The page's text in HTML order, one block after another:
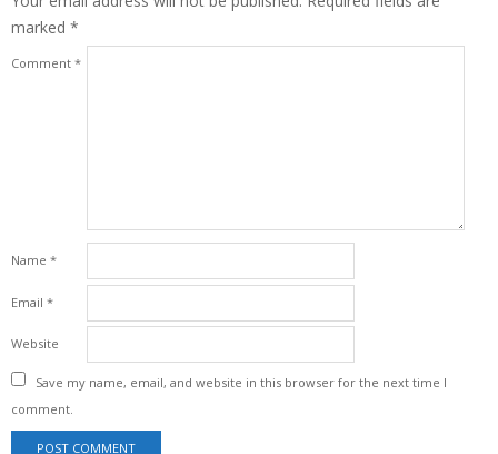
marked *
Comment *
Name *
Email *
Website
Save my name, email, and website in this browser for the next time I
comment.